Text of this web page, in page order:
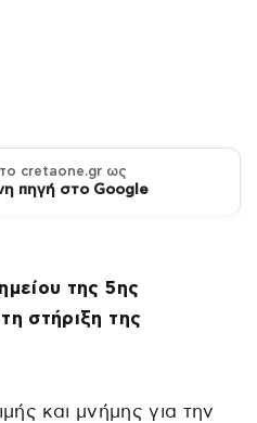
cretaone.gr ως
πηγή στο Google
της 5ης
στήριξη της
και μνήμης για την